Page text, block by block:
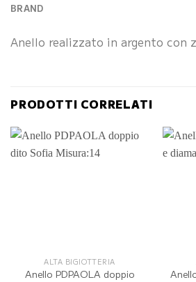
BRAND
Anello realizzato in argento con
PRODOTTI CORRELATI
ALTA BIGIOTTERIA
Anello PDPAOLA doppio